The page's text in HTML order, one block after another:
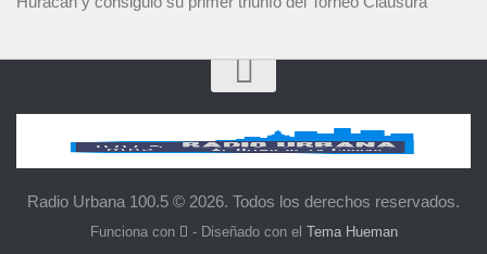
Radio Urbana 100.5 © 2026. Todos los derechos reservados.
Funciona con - Diseñado con el Tema Hueman